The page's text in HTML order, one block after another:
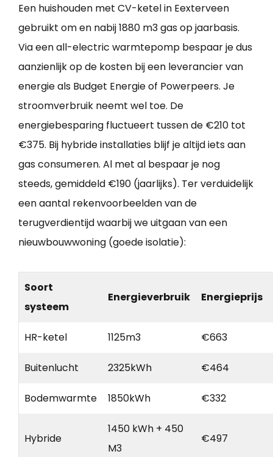
Een huishouden met CV-ketel in Eexterveen
gebruikt om en nabij 1880 m3 gas op jaarbasis.
Via een all-electric warmtepomp bespaar je dus
aanzienlijk op de kosten bij een leverancier van
energie als Budget Energie of Powerpeers. Je
stroomverbruik neemt wel toe. De
energiebesparing fluctueert tussen de €210 tot
€375. Bij hybride installaties blijf je altijd iets aan
gas consumeren. Al met al bespaar je nog
steeds, gemiddeld €190 (jaarlijks). Ter verduidelijk
een aantal rekenvoorbeelden van de
terugverdientijd waarbij we uitgaan van een
nieuwbouwwoning (goede isolatie):
Soort
systeem
Energieverbruik Energieprijs
HR-ketel 1125m3 €663
Buitenlucht 2325kWh €464
Bodemwarmte 1850kWh €332
Hybride
1450 kWh + 450
M3
€497